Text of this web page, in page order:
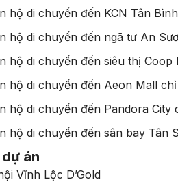
hộ di chuyển đến KCN Tân
hộ di chuyển đến ngã tư An
hộ di chuyển đến siêu thị Coop
hộ di chuyển đến Aeon Mall
hộ di chuyển đến Pandora City
hộ di chuyển đến sân bay Tân
án